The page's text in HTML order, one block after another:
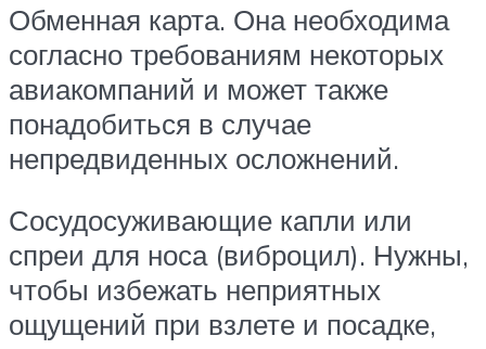
Обменная карта. Она необходима
согласно требованиям некоторых
авиакомпаний и может также
понадобиться в случае
непредвиденных осложнений.
Сосудосуживающие капли или
спреи для носа (виброцил). Нужны,
чтобы избежать неприятных
ощущений при взлете и посадке,